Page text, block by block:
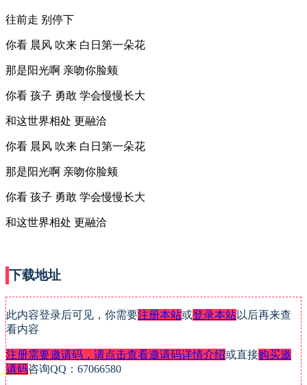
往前走 别停下
你看 晨风 吹来 白日第一朵花
那是阳光啊 亲吻你脸颊
你看 孩子 勇敢 学会慢慢长大
和这世界相处 更融洽
你看 晨风 吹来 白日第一朵花
那是阳光啊 亲吻你脸颊
你看 孩子 勇敢 学会慢慢长大
和这世界相处 更融洽
下载地址
此内容登录后可见，你需要注册本站或登录本站以后再来查
看内容
注册需要邀请码，请点击查看邀请码详情介绍或直接购买邀
请码咨询QQ：67066580